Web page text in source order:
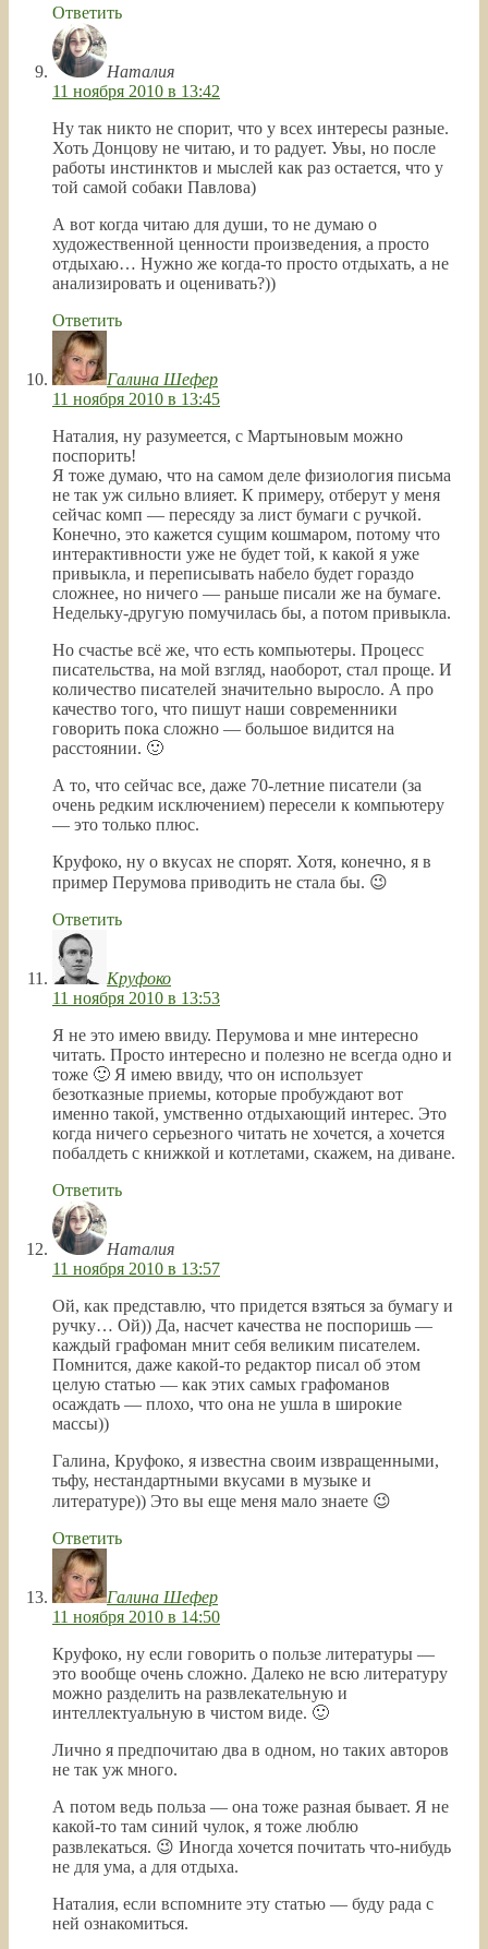
Ответить
Наталия
11 ноября 2010 в 13:42
Ну так никто не спорит, что у всех интересы разные.
Хоть Донцову не читаю, и то радует. Увы, но после
работы инстинктов и мыслей как раз остается, что у
той самой собаки Павлова)
А вот когда читаю для души, то не думаю о
художественной ценности произведения, а просто
отдыхаю… Нужно же когда-то просто отдыхать, а не
анализировать и оценивать?))
Ответить
Галина Шефер
11 ноября 2010 в 13:45
Наталия, ну разумеется, с Мартыновым можно
поспорить!
Я тоже думаю, что на самом деле физиология письма
не так уж сильно влияет. К примеру, отберут у меня
сейчас комп — пересяду за лист бумаги с ручкой.
Конечно, это кажется сущим кошмаром, потому что
интерактивности уже не будет той, к какой я уже
привыкла, и переписывать набело будет гораздо
сложнее, но ничего — раньше писали же на бумаге.
Недельку-другую помучилась бы, а потом привыкла.
Но счастье всё же, что есть компьютеры. Процесс
писательства, на мой взгляд, наоборот, стал проще. И
количество писателей значительно выросло. А про
качество того, что пишут наши современники
говорить пока сложно — большое видится на
расстоянии. 🙂
А то, что сейчас все, даже 70-летние писатели (за
очень редким исключением) пересели к компьютеру
— это только плюс.
Круфоко, ну о вкусах не спорят. Хотя, конечно, я в
пример Перумова приводить не стала бы. 😉
Ответить
Круфоко
11 ноября 2010 в 13:53
Я не это имею ввиду. Перумова и мне интересно
читать. Просто интересно и полезно не всегда одно и
тоже 🙂 Я имею ввиду, что он использует
безотказные приемы, которые пробуждают вот
именно такой, умственно отдыхающий интерес. Это
когда ничего серьезного читать не хочется, а хочется
побалдеть с книжкой и котлетами, скажем, на диване.
Ответить
Наталия
11 ноября 2010 в 13:57
Ой, как представлю, что придется взяться за бумагу и
ручку… Ой)) Да, насчет качества не поспоришь —
каждый графоман мнит себя великим писателем.
Помнится, даже какой-то редактор писал об этом
целую статью — как этих самых графоманов
осаждать — плохо, что она не ушла в широкие
массы))
Галина, Круфоко, я известна своим извращенными,
тьфу, нестандартными вкусами в музыке и
литературе)) Это вы еще меня мало знаете 😉
Ответить
Галина Шефер
11 ноября 2010 в 14:50
Круфоко, ну если говорить о пользе литературы —
это вообще очень сложно. Далеко не всю литературу
можно разделить на развлекательную и
интеллектуальную в чистом виде. 🙂
Лично я предпочитаю два в одном, но таких авторов
не так уж много.
А потом ведь польза — она тоже разная бывает. Я не
какой-то там синий чулок, я тоже люблю
развлекаться. 😉 Иногда хочется почитать что-нибудь
не для ума, а для отдыха.
Наталия, если вспомните эту статью — буду рада с
ней ознакомиться.